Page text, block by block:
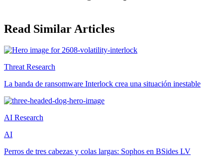
Read Similar Articles
Threat Research
La banda de ransomware Interlock crea una situación inestable
AI Research
AI
Perros de tres cabezas y colas largas: Sophos en BSides LV